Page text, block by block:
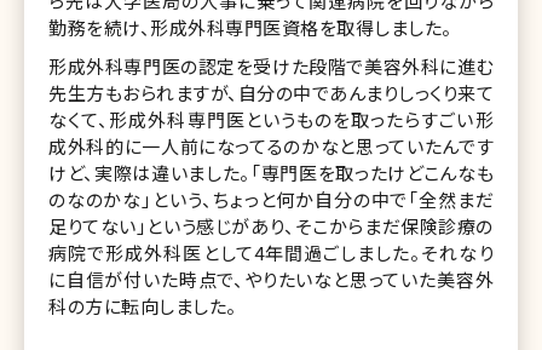
勤務を続け、形成外科専門医資格を取得しました。
形成外科専門医の認定を受けた段階で美容外科に進む
先生方もおられますが、自分の中であんまりしっくり来て
なくて、形成外科専門医というものを取ったらすごい形
成外科的に一人前になってるのかなと思っていたんです
けど、実際は違いました。「専門医を取ったけどこんなも
のなのかな」という、ちょっと何か自分の中で「全然まだ
足りてない」という感じがあり、そこからまだ保険診療の
病院で形成外科医として4年間過ごしました。それなり
に自信が付いた時点で、やりたいなと思っていた美容外
科の方に転向しました。